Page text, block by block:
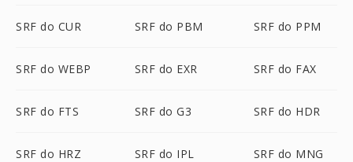
SRF do CUR SRF do PBM SRF do PPM
SRF do WEBP SRF do EXR SRF do FAX
SRF do FTS SRF do G3 SRF do HDR
SRF do HRZ SRF do IPL SRF do MNG